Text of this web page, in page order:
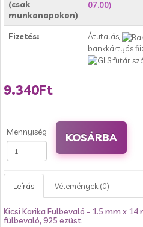
(csak
munkanapokon)
07.00)
Fizetés:
Átutalás,
bankkártyás
9.340Ft
Mennyiség KOSÁRBA
Leírás Vélemények (0)
Kicsi Karika Fülbevaló - 1.5 mm x
fülbevaló, 925 ezüst